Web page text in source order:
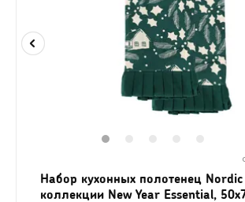
Набор кухонных полотенец
коллекции New Year Essential,